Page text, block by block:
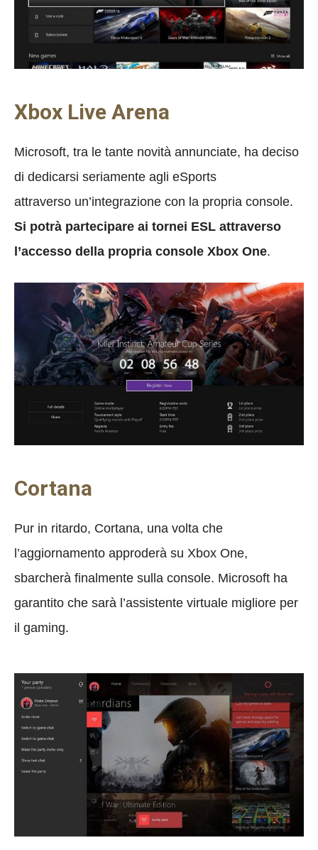
Xbox Live Arena
Microsoft, tra le tante novità annunciate, ha deciso
di dedicarsi seriamente agli eSports
attraverso un’integrazione con la propria console.
Si potrà partecipare ai tornei ESL attraverso
l’accesso della propria console Xbox One.
Cortana
Pur in ritardo, Cortana, una volta che
l’aggiornamento approderà su Xbox One,
sbarcherà finalmente sulla console. Microsoft ha
garantito che sarà l’assistente virtuale migliore per
il gaming.